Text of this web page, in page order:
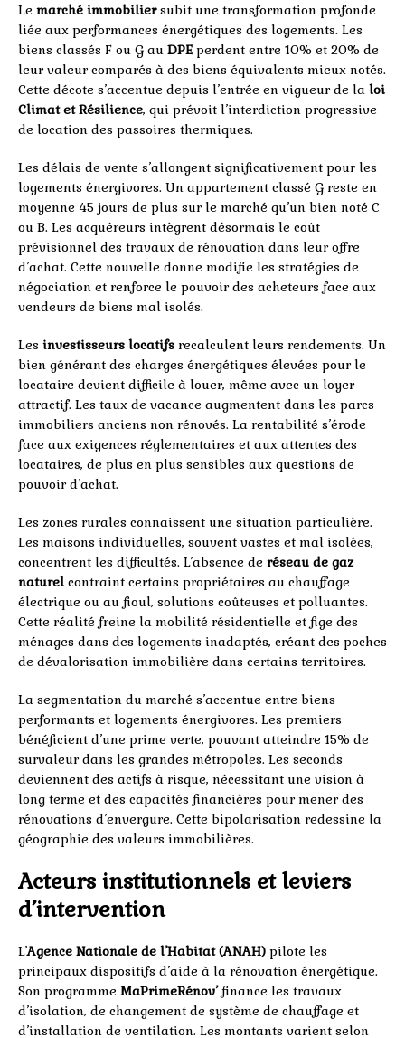
Le marché immobiliersubit une transformation profonde
liée aux performances énergétiques des logements. Les
biens classés F ou G au DPE perdent entre 10% et 20% de
leur valeur comparés à des biens équivalents mieux notés.
Cette décote s’accentue depuis l’entrée en vigueur de la loi
Climat et Résilience, qui prévoit l’interdiction progressive
de location des passoires thermiques.
Les délais de vente s’allongent significativement pour les
logements énergivores. Un appartement classé G reste en
moyenne 45 jours de plus sur le marché qu’un bien noté C
ou B. Les acquéreurs intègrent désormais le coût
prévisionnel des travaux de rénovation dans leur offre
d’achat. Cette nouvelle donne modifie les stratégies de
négociation et renforce le pouvoir des acheteurs face aux
vendeurs de biens mal isolés.
Les investisseurs locatifs recalculent leurs rendements. Un
bien générant des charges énergétiques élevées pour le
locataire devient difficile à louer, même avec un loyer
attractif. Les taux de vacance augmentent dans les parcs
immobiliers anciens non rénovés. La rentabilité s’érode
face aux exigences réglementaires et aux attentes des
locataires, de plus en plus sensibles aux questions de
pouvoir d’achat.
Les zones rurales connaissent une situation particulière.
Les maisons individuelles, souvent vastes et mal isolées,
concentrent les difficultés. L’absence de réseau de gaz
naturel contraint certains propriétaires au chauffage
électrique ou au fioul, solutions coûteuses et polluantes.
Cette réalité freine la mobilité résidentielle et fige des
ménages dans des logements inadaptés, créant des poches
de dévalorisation immobilière dans certains territoires.
La segmentation du marché s’accentue entre biens
performants et logements énergivores. Les premiers
bénéficient d’une prime verte, pouvant atteindre 15% de
survaleur dans les grandes métropoles. Les seconds
deviennent des actifs à risque, nécessitant une vision à
long terme et des capacités financières pour mener des
rénovations d’envergure. Cette bipolarisation redessine la
géographie des valeurs immobilières.
Acteurs institutionnels et leviers
d’intervention
L’Agence Nationale de l’Habitat (ANAH) pilote les
principaux dispositifs d’aide à la rénovation énergétique.
Son programme MaPrimeRénov’finance les travaux
d’isolation, de changement de système de chauffage et
d’installation de ventilation. Les montants varient selon